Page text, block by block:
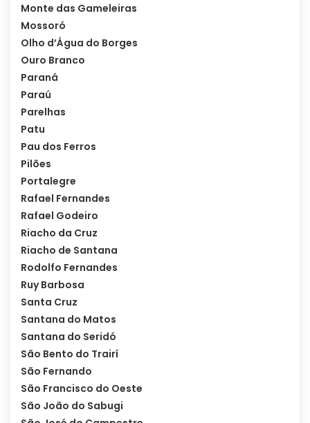
Monte das Gameleiras
Mossoró
Olho d’Água do Borges
Ouro Branco
Paraná
Paraú
Parelhas
Patu
Pau dos Ferros
Pilões
Portalegre
Rafael Fernandes
Rafael Godeiro
Riacho da Cruz
Riacho de Santana
Rodolfo Fernandes
Ruy Barbosa
Santa Cruz
Santana do Matos
Santana do Seridó
São Bento do Trairí
São Fernando
São Francisco do Oeste
São João do Sabugi